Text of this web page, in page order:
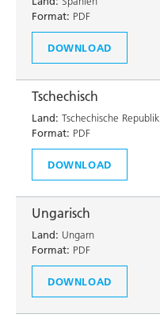
Format: PDF
DOWNLOAD
Tschechisch
Land: Tschechische Republik
Format: PDF
DOWNLOAD
Ungarisch
Land: Ungarn
Format: PDF
DOWNLOAD